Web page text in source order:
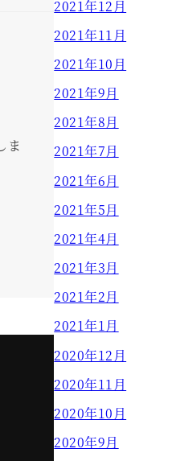
ま
2021年12月
2021年11月
2021年10月
2021年9月
2021年8月
2021年7月
2021年6月
2021年5月
2021年4月
2021年3月
2021年2月
2021年1月
2020年12月
2020年11月
2020年10月
2020年9月